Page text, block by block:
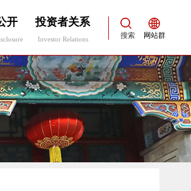
开 投资者关系
Investor Relations 搜索 网站群